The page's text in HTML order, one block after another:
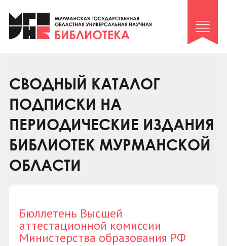
Клуб «Гиря и сельдерей»
Клуб «Семейный архив»
Коллегам
Контакты
СВОДНЫЙ КАТАЛОГ
ПОДПИСКИ НА
ПЕРИОДИЧЕСКИЕ ИЗДАНИЯ
БИБЛИОТЕК МУРМАНСКОЙ
ОБЛАСТИ
Бюллетень Высшей
аттестационной комиссии
Министерства образования РФ